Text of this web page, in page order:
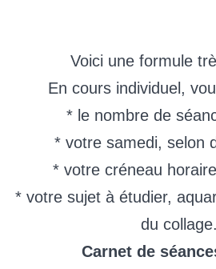
Voici une formule
En cours individuel,
* le nombre de
* votre samedi, selon
* votre créneau
* votre sujet à étudier,
du collage.
Carnet de